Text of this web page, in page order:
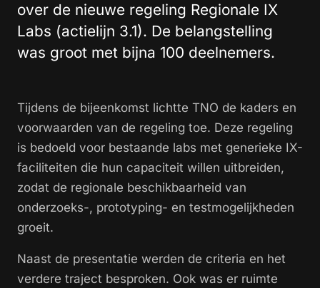
over de nieuwe regeling Regionale IX
Labs (actielijn 3.1). De belangstelling
was groot met bijna 100 deelnemers.
Tijdens de bijeenkomst lichtte TNO de kaders en
voorwaarden van de regeling toe. Deze regeling
is bedoeld voor bestaande labs met generieke IX-
faciliteiten die hun capaciteit willen uitbreiden,
zodat de regionale beschikbaarheid van
onderzoeks-, prototyping- en testmogelijkheden
groeit.
Naast de presentatie werden de criteria en het
verdere traject besproken. Ook was er ruimte